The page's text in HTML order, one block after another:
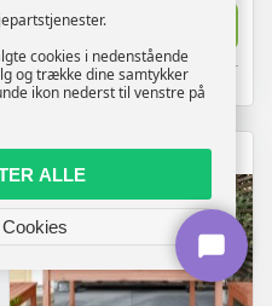
1.539,-
1.136,-
På lager
cookies i nedenstående
og trække dine samtykker
ikon nederst til venstre på
ALLE